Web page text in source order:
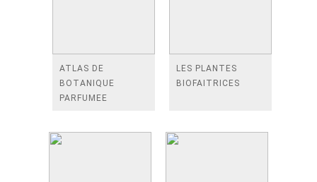
ATLAS DE
BOTANIQUE
PARFUMEE
LES PLANTES
BIOFAITRICES